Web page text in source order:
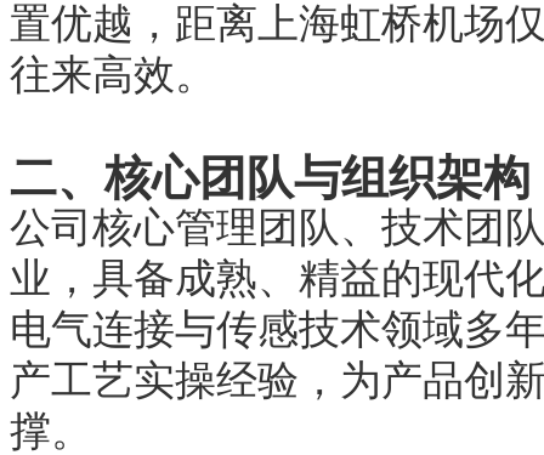
置优越，距离上海虹桥机场
往来高效。
二、核心团队与组织架构
公司核心管理团队、技术团
业，具备成熟、精益的现代
电气连接与传感技术领域多
产工艺实操经验，为产品创
撑。